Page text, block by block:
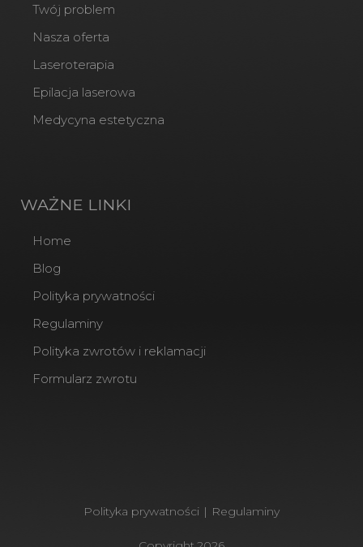
Twój problem
Nasza oferta
Laseroterapia
Epilacja laserowa
Medycyna estetyczna
WAŻNE LINKI
Home
Blog
Polityka prywatności
Regulaminy
Polityka zwrotów i reklamacji
Formularz zwrotu
Polityka prywatności | Regulaminy